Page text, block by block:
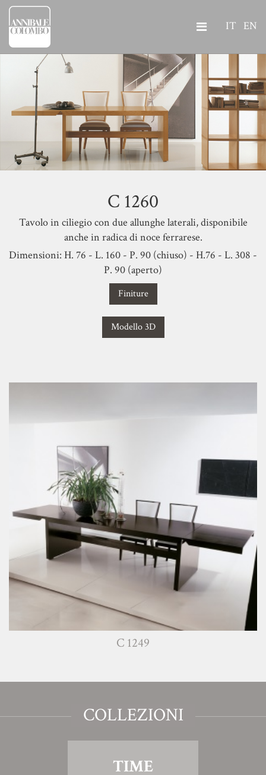
IT EN
C 1260
Tavolo in ciliegio con due allunghe laterali, disponibile
anche in radica di noce ferrarese.
Dimensioni: H. 76 - L. 160 - P. 90 (chiuso) - H.76 - L. 308 -
P. 90 (aperto)
Finiture
Modello 3D
C 1249
COLLEZIONI
TIME